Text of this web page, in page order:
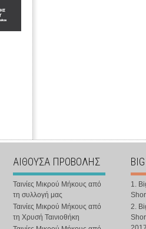
ΑΙΘΟΥΣΑ ΠΡΟΒΟΛΗΣ
Ταινίες Μικρού Μήκους από
τη συλλογή μας
Ταινίες Μικρού Μήκους από
τη Χρυσή Ταινιοθήκη
1.
2.